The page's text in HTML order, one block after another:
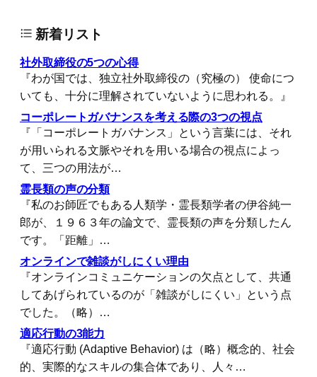
新着リスト
社外取締役の5つの心得
『わが国では、独立社外取締役の（究極の） 使命につ
いても、十分に理解されていないように思われる。』
コーポレートガバナンスを考える際の3つの視点
『「コーポレートガバナンス」という言葉には、それ
が用いられる文脈やそれを用いる場合の視点によっ
て、三つの用法が…
霊長類の声の分類
『私のお師匠でもある人類学・霊長類学者の伊谷純一
郎が、１９６３年の論文で、霊長類の声を分類したん
です。「距離」…
オンラインで雑談がしにくい理由
『オンラインコミュニケーションの欠点として、共通
してあげられているのが「雑談がしにくい」という点
でした。（略）…
適応行動の3能力
『適応行動 (Adaptive Behavior) は（略）概念的、社会
的、実際的なスキルの集合体であり、人々…